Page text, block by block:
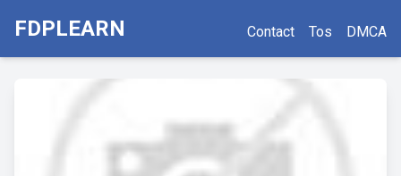
FDPLEARN Contact Tos DMCA